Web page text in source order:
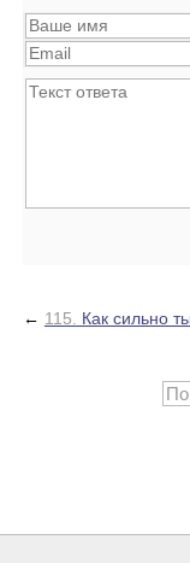
← 115. Как сильно